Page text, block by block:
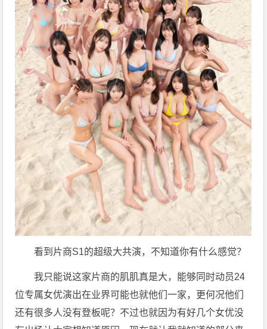
看到片商S1的超级大共演，不知道你有什么感觉？
我只能说这家片商的肌肌真是大，能够同时动员24
位专属女优演出在业界可能也就他们一家，更何况他们
还有很多人没有登板呢？不过也就因为有好几个女优没